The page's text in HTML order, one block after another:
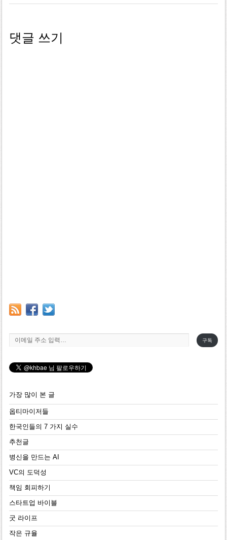
댓글 쓰기
이메일 주소 입력…
구독
가장 많이 본 글
옵티마이저들
한국인들의 7 가지 실수
추천글
병신을 만드는 AI
VC의 도덕성
책임 회피하기
스타트업 바이블
굿 라이프
작은 규율